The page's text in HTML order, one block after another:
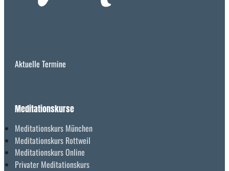
Aktuelle Termine
Meditationskurse
Meditationskurs München
Meditationskurs Rottweil
Meditationskurs Online
Privater Meditationskurs